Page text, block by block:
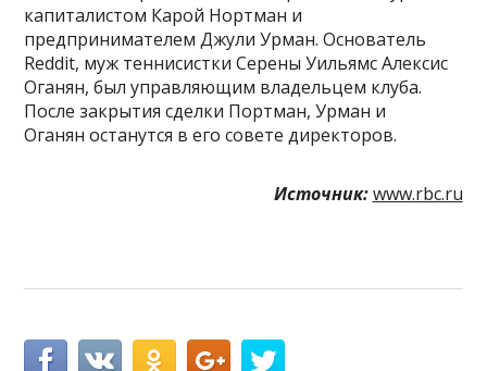
капиталистом Карой Нортман и
предпринимателем Джули Урман. Основатель
Reddit, муж теннисистки Серены Уильямс Алексис
Оганян, был управляющим владельцем клуба.
После закрытия сделки Портман, Урман и
Оганян останутся в его совете директоров.
Источник: www.rbc.ru